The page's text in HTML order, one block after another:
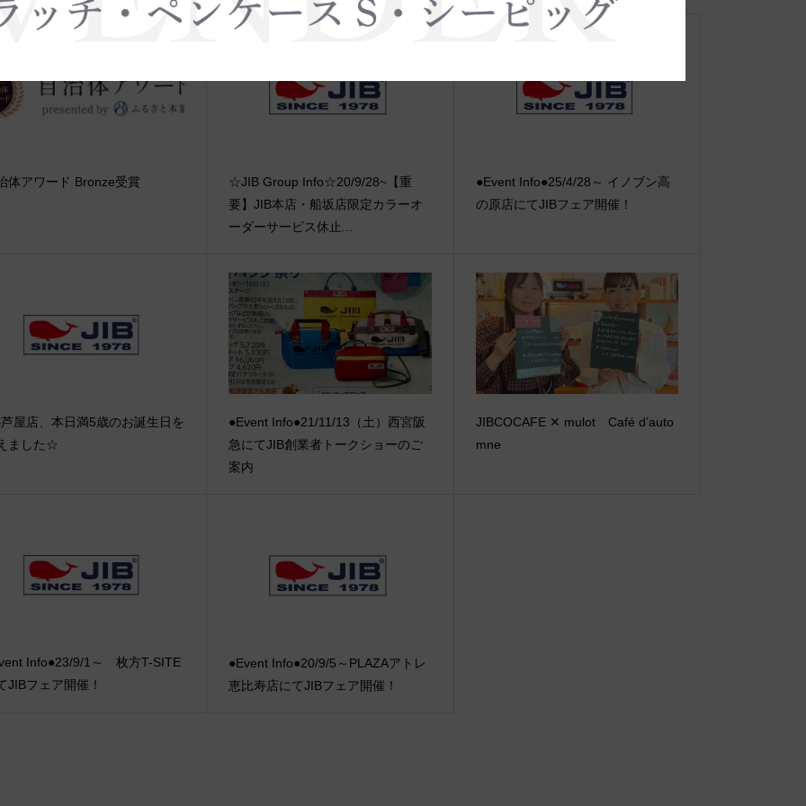
体アワード Bronze受賞
☆JIB Group Info☆20/9/28~【重
要】JIB本店・船坂店限定カラーオ
ーダーサービス休止...
●Event Info●25/4/28～ イノブン高
の原店にてJIBフェア開催！
屋店、本日満5歳のお誕生日を
ました☆
●Event Info●21/11/13（土）西宮阪
急にてJIB創業者トークショーのご
案内
JIBCOCAFE ✕ mulot Café d’auto
mne
Info●23/9/1～ 枚方T-SITE
JIBフェア開催！
●Event Info●20/9/5～PLAZAアトレ
恵比寿店にてJIBフェア開催！